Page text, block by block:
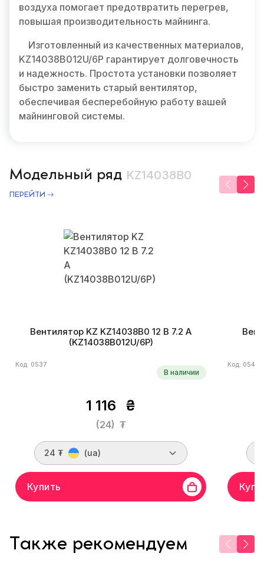
воздуха помогает предотвратить перегрев,
повышая производительность майнинга.
Изготовленный из качественных материалов,
KZ14038B012U/6P гарантирует долговечность
и надежность. Простота установки позволяет
быстро заменить старый вентилятор,
обеспечивая бесперебойную работу вашей
майнинговой системы.
Модельный ряд KZ14038B0
ПЕРЕЙТИ
Вентилятор KZ KZ14038B0 12 В 7.2 A
(KZ14038B012U/6P)
Код: 0537
В наличии
1 116 ₴
(24) ₮
24 ₮ (ua)
Купить
Код: 0541
Также рекомендуем